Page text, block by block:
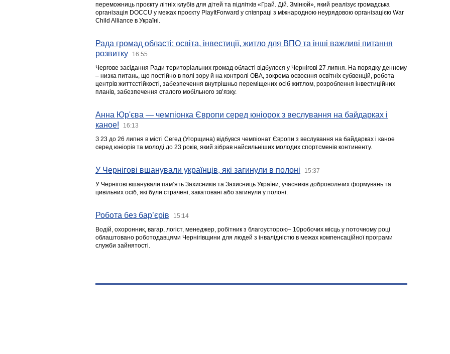
переможниць проєкту літніх клубів для дітей та підлітків «Грай. Дій. Змінюй», який реалізує громадська
організація DOCCU у межах проєкту PlayItForward у співпраці з міжнародною неурядовою організацією War
Child Alliance в Україні.
Рада громад області: освіта, інвестиції, житло для ВПО та інші важливі питання
розвитку
16:55
Чергове засідання Ради територіальних громад області відбулося у Чернігові 27 липня. На порядку денному
– низка питань, що постійно в полі зору й на контролі ОВА, зокрема освоєння освітніх субвенцій, робота
центрів життєстійкості, забезпечення внутрішньо переміщених осіб житлом, розроблення інвестиційних
планів, забезпечення сталого мобільного зв’язку.
Анна Юр'єва — чемпіонка Європи серед юніорок з веслування на байдарках і
каное!
16:13
З 23 до 26 липня в місті Сегед (Угорщина) відбувся чемпіонат Європи з веслування на байдарках і каное
серед юніорів та молоді до 23 років, який зібрав найсильніших молодих спортсменів континенту.
У Чернігові вшанували українців, які загинули в полоні 15:37
У Чернігові вшанували пам’ять Захисників та Захисниць України, учасників добровольчих формувань та
цивільних осіб, які були страчені, закатовані або загинули у полоні.
Робота без бар’єрів 15:14
Водій, охоронник, вагар, логіст, менеджер, робітник з благоусторою– 10робочих місць у поточному році
облаштовано роботодавцями Чернігівщини для людей з інвалідністю в межах компенсаційної програми
служби зайнятості.